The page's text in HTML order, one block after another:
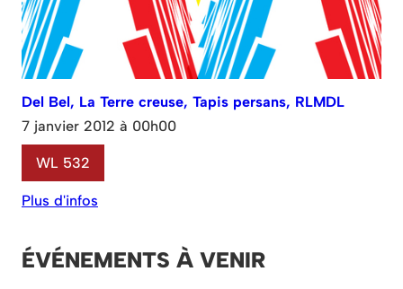
Del Bel, La Terre creuse, Tapis persans, RLMDL
7 janvier 2012 à 00h00
WL 532
Plus d'infos
ÉVÉNEMENTS À VENIR